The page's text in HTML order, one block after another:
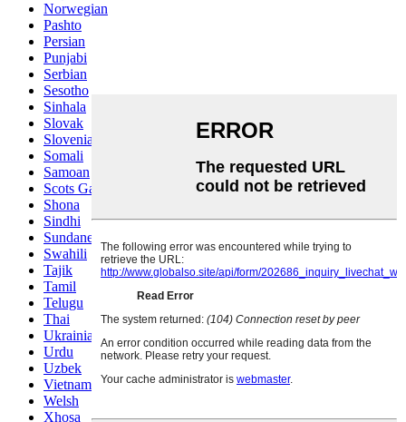
Norwegian
Pashto
Persian
Punjabi
Serbian
Sesotho
Sinhala
Slovak
Slovenian
Somali
Samoan
Scots Gaelic
Shona
Sindhi
Sundanese
Swahili
Tajik
Tamil
Telugu
Thai
Ukrainian
Urdu
Uzbek
Vietnamese
Welsh
Xhosa